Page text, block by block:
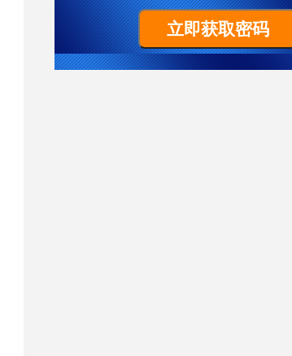
置业移民塞浦路斯，当“地主”拿dj欧盟身份
热烈恭喜L女士澳洲186雇主担保技术移民项目获批